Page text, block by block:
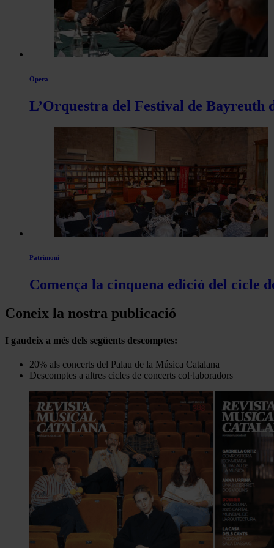
Òpera
L’Orquestra del Festival de Bayreuth
Patrimoni
Comença la cinquena edició del cicle
Coneix la nostra publicació
I gaudeix a més dels següents descomptes:
20% als concerts del Palau de la Música Catalana
Descomptes a altres cicles de concerts col·laboradors